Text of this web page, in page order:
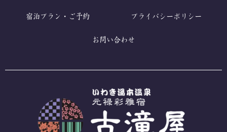
宿泊プラン・ご予約 プライバシーポリシー
お問い合わせ